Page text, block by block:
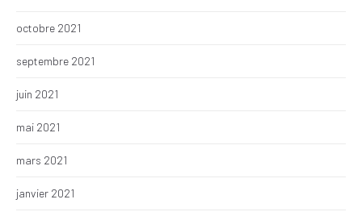
octobre 2021
septembre 2021
juin 2021
mai 2021
mars 2021
janvier 2021